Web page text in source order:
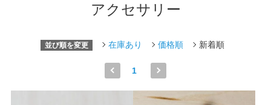
アクセサリー
並び順を変更 在庫あり 価格順 新着順
1